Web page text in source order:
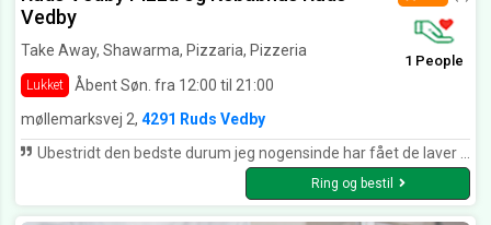
Vedby
Take Away, Shawarma, Pizzaria, Pizzeria
Lukket Åbent Søn. fra 12:00 til 21:00
1 People
møllemarksvej 2, 4291 Ruds Vedby
Ubestridt den bedste durum jeg nogensinde har fået de laver selv brødet ikke nogen købe durum brød der Dog kunne de have givet brødet et halvt minut mere
Ring og bestil